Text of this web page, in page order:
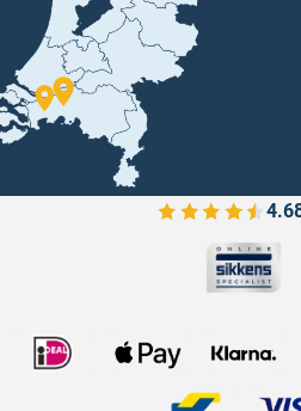
Bekijk de